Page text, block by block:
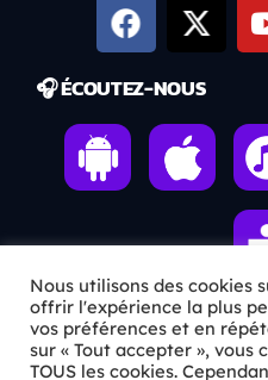
🎧 ÉCOUTEZ-NOUS
ℹ️ INFOS PRATIQUES
Nous utilisons des cookies
offrir l'expérience la plus
vos préférences et en
sur « Tout accepter », vous
TOUS les cookies.